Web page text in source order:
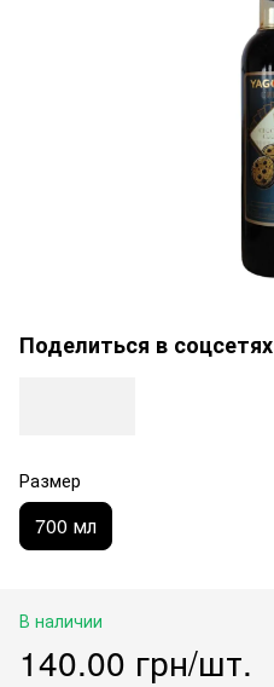
Поделиться в соцсетях
Размер
700 мл
В наличии
140.00 грн/шт.